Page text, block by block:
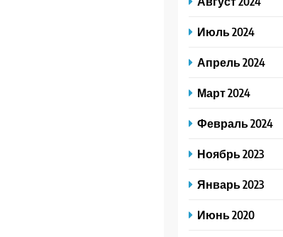
Июль 2024
Апрель 2024
Март 2024
Февраль 2024
Ноябрь 2023
Январь 2023
Июнь 2020